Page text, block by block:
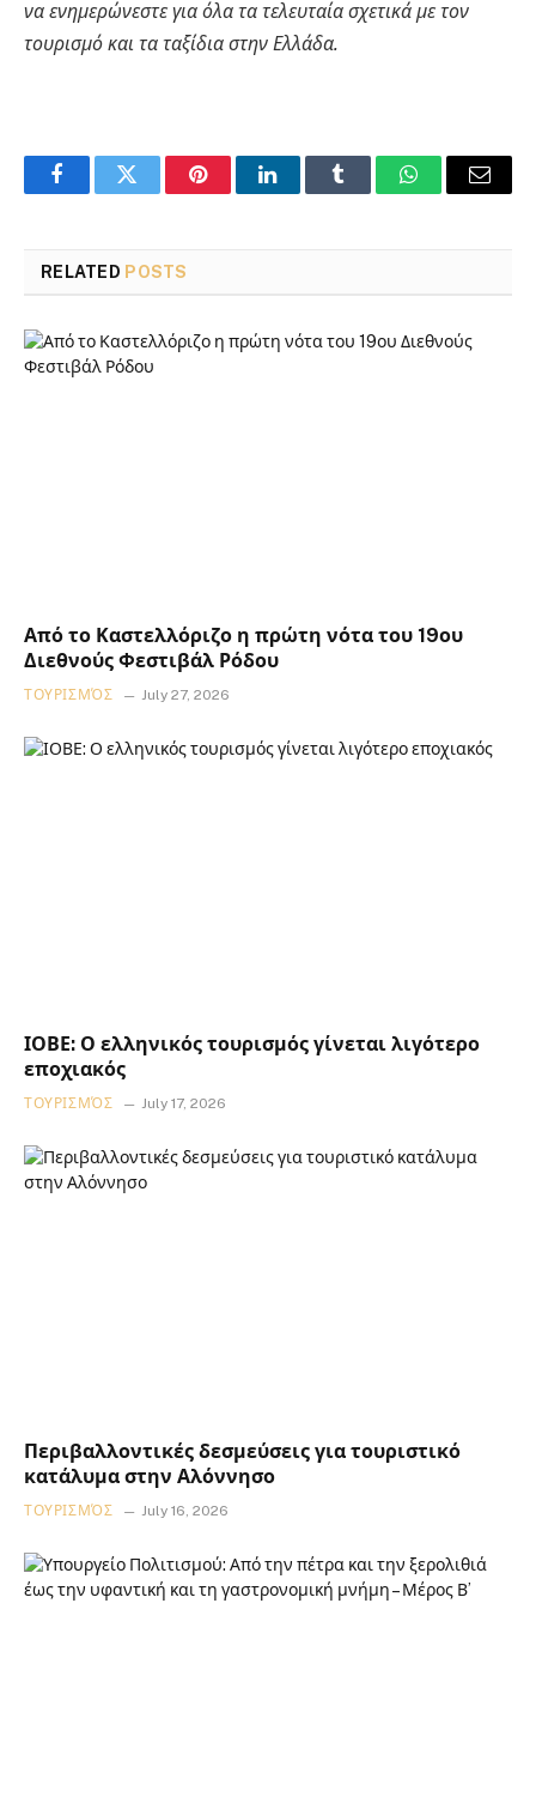
να ενημερώνεστε για όλα τα τελευταία σχετικά με τον
τουρισμό και τα ταξίδια στην Ελλάδα.
FacebookTwitter PinterestLinkedInTumblr WhatsAppEmail
RELATED POSTS
Από το Καστελλόριζο η πρώτη νότα του 19ου
Διεθνούς Φεστιβάλ Ρόδου
ΤΟΥΡΙΣΜΌΣ July 27, 2026
ΙΟΒΕ: Ο ελληνικός τουρισμός γίνεται λιγότερο
εποχιακός
ΤΟΥΡΙΣΜΌΣ July 17, 2026
Περιβαλλοντικές δεσμεύσεις για τουριστικό
κατάλυμα στην Αλόννησο
ΤΟΥΡΙΣΜΌΣ July 16, 2026